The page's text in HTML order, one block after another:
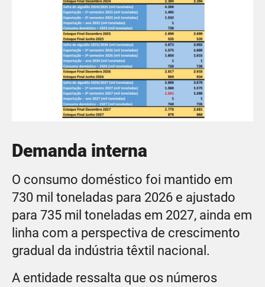
Demanda interna
O consumo doméstico foi mantido em
730 mil toneladas para 2026 e ajustado
para 735 mil toneladas em 2027, ainda em
linha com a perspectiva de crescimento
gradual da indústria têxtil nacional.
A entidade ressalta que os números